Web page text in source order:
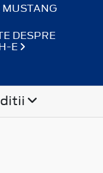
DESPRE
E